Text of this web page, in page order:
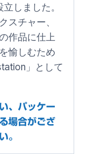
しました。
スチャー、
作品に仕上
愉しむため
」として
、パッケー
場合がござ
。